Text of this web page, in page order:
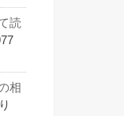
読
相